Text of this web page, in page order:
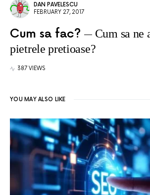
DAN PAVELESCU
FEBRUARY 27, 2017
Cum sa fac?
Cum sa ne
pietrele pretioase?
387 VIEWS
YOU MAY ALSO LIKE